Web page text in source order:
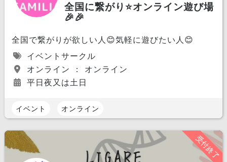
全国に繋がり⭐️オンライン遊び場
🎉🎉
全国で繋がりが欲しい人😊気軽に遊びたい人😊
イベントサークル
オンライン ： オンライン
平日夜又は土日
イベント オンライン
受付終了